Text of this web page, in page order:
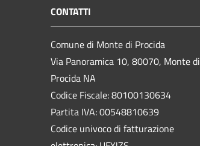
CONTATTI
Comune di Monte di Procida
Via Panoramica 10, 80070, Monte di
Procida NA
Codice Fiscale: 80100130634
Partita IVA: 00548810639
Codice univoco di fatturazione